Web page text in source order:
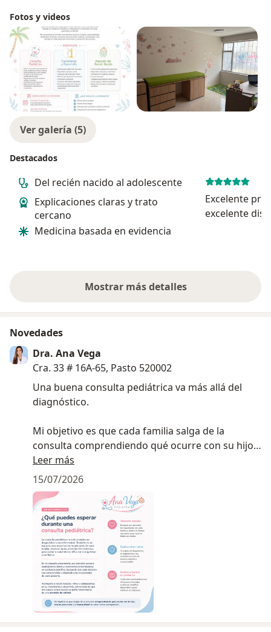
Fotos y videos
Ver galería (5)
Destacados
Del recién nacido al adolescente
Explicaciones claras y trato
cercano
Medicina basada en evidencia
Excelente
excelente
Mostrar más detalles
sobre la experiencia
Novedades
Dra. Ana Vega
Cra. 33 # 16A-65, Pasto 520002
Una buena consulta pediátrica va más allá del
diagnóstico.
Mi objetivo es que cada familia salga de la
consulta comprendiendo qué ocurre con su hijo,
con un plan de manejo claro y la tranquilidad de
saber cómo acompañarlo en casa.
Creo que los padres toman mejores decisiones
cuando reciben información clara, basada en
evidencia y explicada con tranquilidad. Esa es la
forma en que me gusta ejercer la Pediatría.
Leer más
15/07/2026